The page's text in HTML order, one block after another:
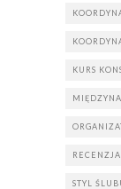
KURS
RECENZJA
STYL